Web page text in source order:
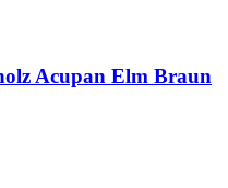
Acupan Elm Braun